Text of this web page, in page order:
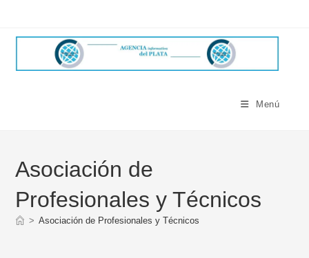
Menú
Asociación de
Profesionales y Técnicos
> Asociación de Profesionales y Técnicos